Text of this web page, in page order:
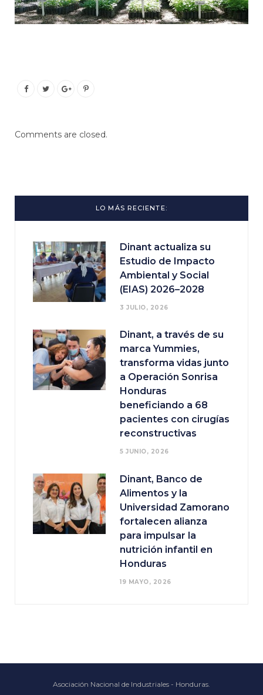
Comments are closed.
LO MÁS RECIENTE:
Dinant actualiza su
Estudio de Impacto
Ambiental y Social
(EIAS) 2026–2028
3 JULIO, 2026
Dinant, a través de su
marca Yummies,
transforma vidas junto
a Operación Sonrisa
Honduras
beneficiando a 68
pacientes con cirugías
reconstructivas
5 JUNIO, 2026
Dinant, Banco de
Alimentos y la
Universidad Zamorano
fortalecen alianza
para impulsar la
nutrición infantil en
Honduras
19 MAYO, 2026
Asociación Nacional de Industriales - Honduras.